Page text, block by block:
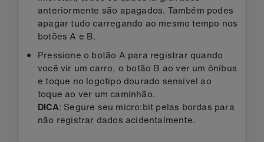
anteriormente são apagados. Também podes
apagar tudo carregando ao mesmo tempo nos
botões A e B.
Pressione o botão A para registrar quando
você vir um carro, o botão B ao ver um ônibus
e toque no logotipo dourado sensível ao
toque ao ver um caminhão.
DICA: Segure seu micro:bit pelas bordas para
não registrar dados acidentalmente.